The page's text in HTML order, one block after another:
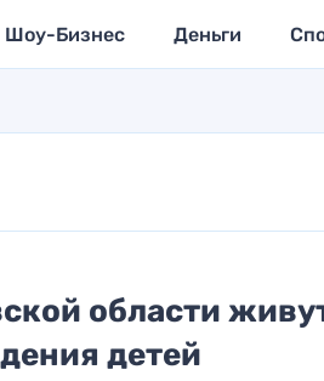
Шоу-Бизнес Деньги
области
детей